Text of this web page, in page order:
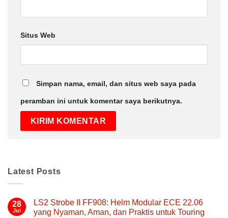
Situs Web
Simpan nama, email, dan situs web saya pada
peramban ini untuk komentar saya berikutnya.
Latest Posts
28
Jul
LS2 Strobe II FF908: Helm Modular ECE 22.06
yang Nyaman, Aman, dan Praktis untuk Touring